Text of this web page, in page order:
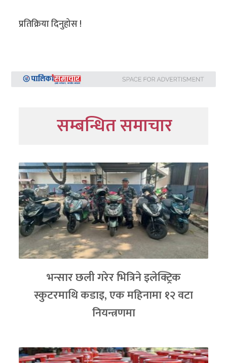
प्रतिक्रिया दिनुहोस !
सम्बन्धित समाचार
भन्सार छली गरेर भित्रिने इलेक्ट्रिक
स्कुटरमाथि कडाइ, एक महिनामा १२ वटा
नियन्त्रणमा